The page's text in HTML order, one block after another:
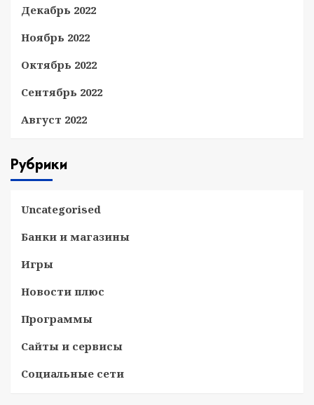
Декабрь 2022
Ноябрь 2022
Октябрь 2022
Сентябрь 2022
Август 2022
Рубрики
Uncategorised
Банки и магазины
Игры
Новости плюс
Программы
Сайты и сервисы
Социальные сети